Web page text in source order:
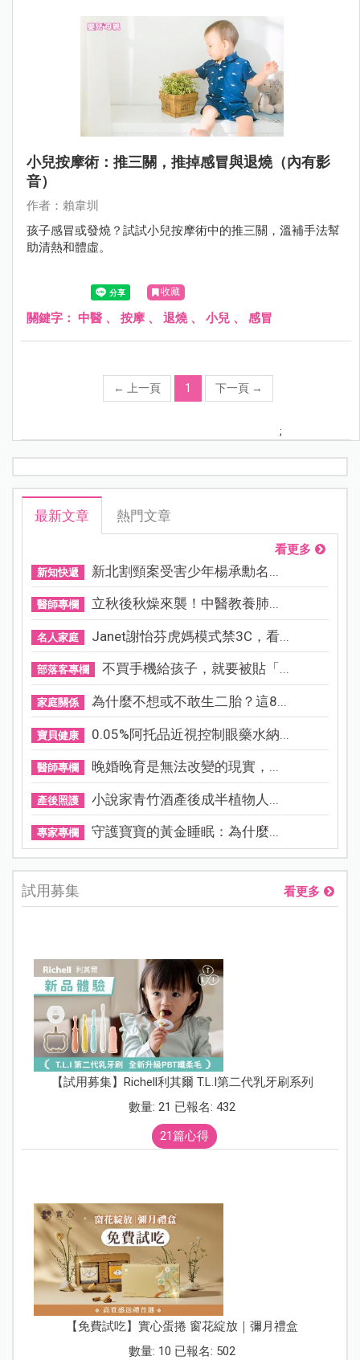
小兒按摩術：推三關，推掉感冒與退燒（內有影
音）
作者：賴韋圳
孩子感冒或發燒？試試小兒按摩術中的推三關，溫補手法幫
助清熱和體虛。
收藏
關鍵字： 中醫 、 按摩 、 退燒、 小兒 、 感冒
← 上一頁 1 下一頁 →
;
最新文章 熱門文章
看更多
新知快遞 新北割頸案受害少年楊承勳名...
醫師專欄 立秋後秋燥來襲！中醫教養肺...
名人家庭 Janet謝怡芬虎媽模式禁3C，看...
部落客專欄 不買手機給孩子，就要被貼「...
家庭關係 為什麼不想或不敢生二胎？這8...
寶貝健康 0.05%阿托品近視控制眼藥水納...
醫師專欄 晚婚晚育是無法改變的現實，...
產後照護 小說家青竹酒產後成半植物人...
專家專欄 守護寶寶的黃金睡眠：為什麼...
試用募集 看更多
【試用募集】Richell利其爾 T.L.I第二代乳牙刷系列
數量: 21 已報名: 432
21篇心得
【免費試吃】實心蛋捲 窗花綻放｜彌月禮盒
數量: 10 已報名: 502